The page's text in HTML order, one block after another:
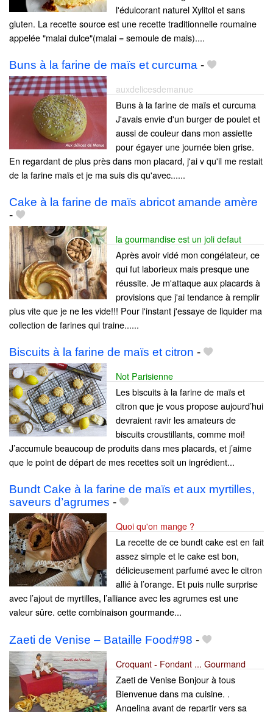
l'édulcorant naturel Xylitol et sans
gluten. La recette source est une recette traditionnelle roumaine
appelée "malai dulce"(malai = semoule de mais)....
Buns à la farine de maïs et curcuma -
auxdelicesdemanue
Buns à la farine de maïs et curcuma
J'avais envie d'un burger de poulet et
aussi de couleur dans mon assiette
pour égayer une journée bien grise.
En regardant de plus près dans mon placard, j'ai v qu'il me restait
de la farine maïs et je ma suis dis qu'avec......
Cake à la farine de maïs abricot amande amère
-
la gourmandise est un joli defaut
Après avoir vidé mon congélateur, ce
qui fut laborieux mais presque une
réussite. Je m'attaque aux placards à
provisions que j'ai tendance à remplir
plus vite que je ne les vide!!! Pour l'instant j'essaye de liquider ma
collection de farines qui traine......
Biscuits à la farine de maïs et citron -
Not Parisienne
Les biscuits à la farine de maïs et
citron que je vous propose aujourd’hui
devraient ravir les amateurs de
biscuits croustillants, comme moi!
J’accumule beaucoup de produits dans mes placards, et j’aime
que le point de départ de mes recettes soit un ingrédient...
Bundt Cake à la farine de maïs et aux myrtilles,
saveurs d’agrumes -
Quoi qu'on mange ?
La recette de ce bundt cake est en fait
assez simple et le cake est bon,
délicieusement parfumé avec le citron
allié à l’orange. Et puis nulle surprise
avec l’ajout de myrtilles, l’alliance avec les agrumes est une
valeur sûre. cette combinaison gourmande...
Zaeti de Venise – Bataille Food#98 -
Croquant - Fondant ... Gourmand
Zaeti de Venise Bonjour à tous
Bienvenue dans ma cuisine. .
Angelina avant de repartir vers sa